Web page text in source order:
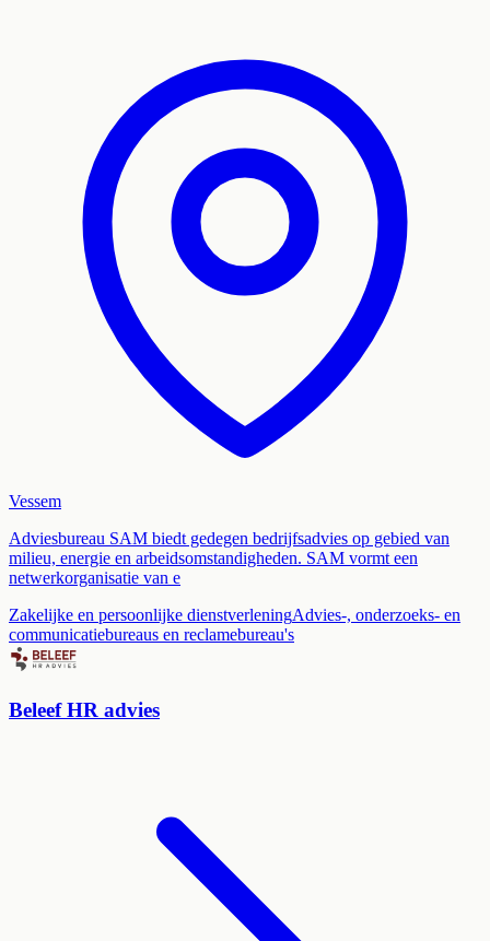
Vessem
Adviesbureau SAM biedt gedegen bedrijfsadvies op gebied van
milieu, energie en arbeidsomstandigheden. SAM vormt een
netwerkorganisatie van e
Zakelijke en persoonlijke dienstverleningAdvies-, onderzoeks- en
communicatiebureaus en reclamebureau's
Beleef HR advies